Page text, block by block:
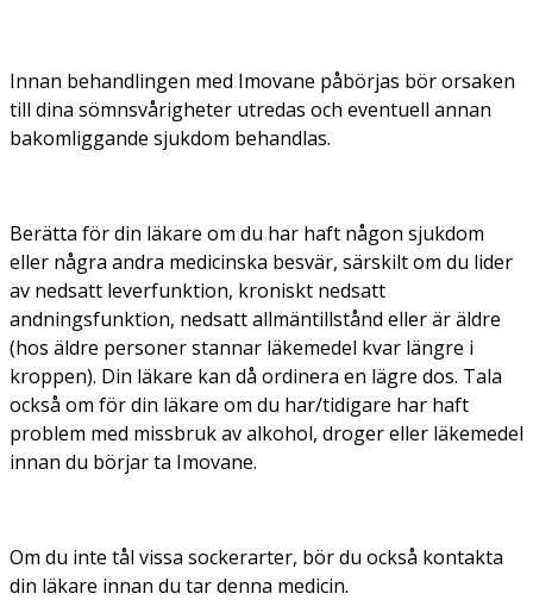
Innan behandlingen med Imovane påbörjas bör orsaken
till dina sömnsvårigheter utredas och eventuell annan
bakomliggande sjukdom behandlas.
Berätta för din läkare om du har haft någon sjukdom
eller några andra medicinska besvär, särskilt om du lider
av nedsatt leverfunktion, kroniskt nedsatt
andningsfunktion, nedsatt allmäntillstånd eller är äldre
(hos äldre personer stannar läkemedel kvar längre i
kroppen). Din läkare kan då ordinera en lägre dos. Tala
också om för din läkare om du har/tidigare har haft
problem med missbruk av alkohol, droger eller läkemedel
innan du börjar ta Imovane.
Om du inte tål vissa sockerarter, bör du också kontakta
din läkare innan du tar denna medicin.